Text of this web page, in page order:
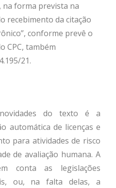
na forma prevista na
recebimento da citação
conforme prevê o
CPC, também
21.
do texto é a
automática de licenças e
para atividades de risco
de avaliação humana. A
conta as legislações
ou, na falta delas, a